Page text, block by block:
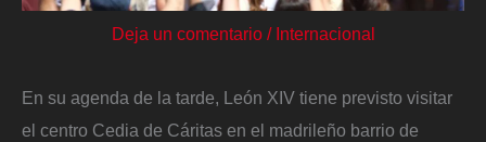
Deja un comentario / Internacional
En su agenda de la tarde, León XIV tiene previsto visitar
el centro Cedia de Cáritas en el madrileño barrio de